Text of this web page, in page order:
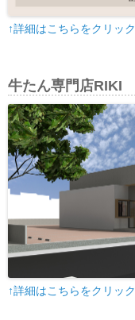
↑詳細はこちらをクリッ
牛たん専門店RIKI
↑詳細はこちらをクリッ